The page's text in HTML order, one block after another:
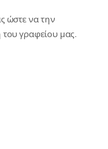
ώστε να την
γραφείου μας.